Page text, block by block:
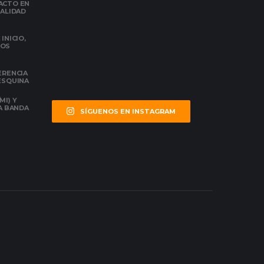
EN
INICIO,
Y
BANDA
SÍGUENOS EN INSTAGRAM